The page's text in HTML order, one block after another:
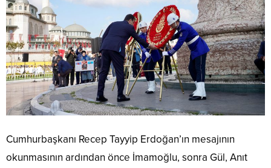
Cumhurbaşkanı Recep Tayyip Erdoğan’ın mesajının
okunmasının ardından önce İmamoğlu, sonra Gül, Anıt